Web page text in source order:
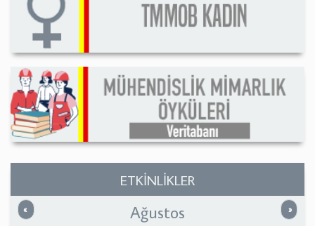
ETKİNLİKLER
« Önceki »
Ağustos